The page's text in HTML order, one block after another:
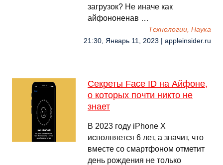
загрузок? Не иначе как
айфононенав …
Технологии, Наука
21:30, Январь 11, 2023 | appleinsider.ru
Секреты Face ID на Айфоне,
о которых почти никто не
знает
В 2023 году iPhone X
исполняется 6 лет, а значит, что
вместе со смартфоном отметит
день рождения не только